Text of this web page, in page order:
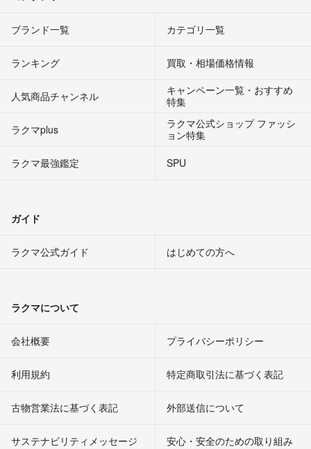
ブランド一覧 カテゴリ一覧
ランキング 買取・相場価格情報
人気商品チャンネル
キャンペーン一覧・おすすめ
特集
ラクマplus
ラクマ公式ショップ ファッシ
ョン特集
ラクマ最強鑑定
SPU
ガイド
ラクマ公式ガイド はじめての方へ
ラクマについて
会社概要 プライバシーポリシー
利用規約 特定商取引法に基づく表記
古物営業法に基づく表記 外部送信について
サステナビリティメッセージ 安心・安全のための取り組み